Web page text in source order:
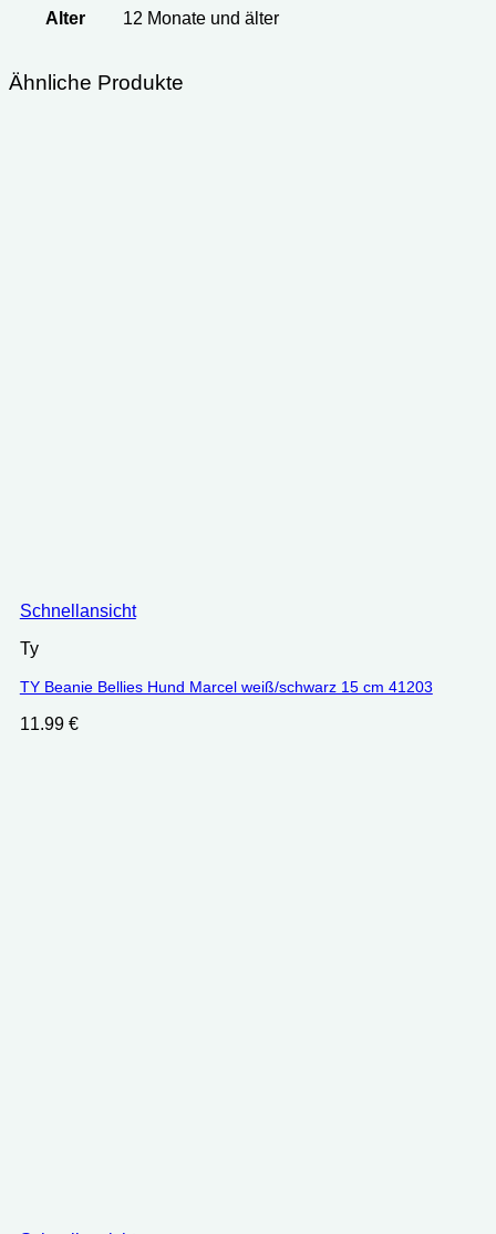
Alter ‎12 Monate und älter
Ähnliche Produkte
Schnellansicht
Ty
TY Beanie Bellies Hund Marcel weiß/schwarz 15 cm 41203
11.99 €